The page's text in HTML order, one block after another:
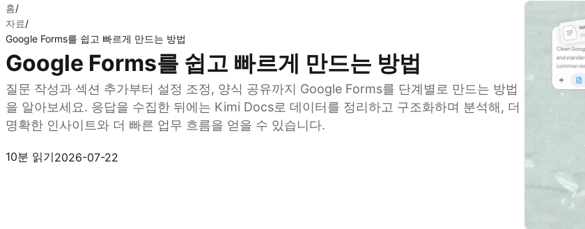
홈/
자료/
Google Forms를 쉽고 빠르게 만드는 방법
Google Forms를 쉽고 빠르게 만드는 방법
질문 작성과 섹션 추가부터 설정 조정, 양식 공유까지 Google Forms를 단계별로 만드는 방법
을 알아보세요. 응답을 수집한 뒤에는 Kimi Docs로 데이터를 정리하고 구조화하며 분석해, 더
명확한 인사이트와 더 빠른 업무 흐름을 얻을 수 있습니다.
10분 읽기2026-07-22